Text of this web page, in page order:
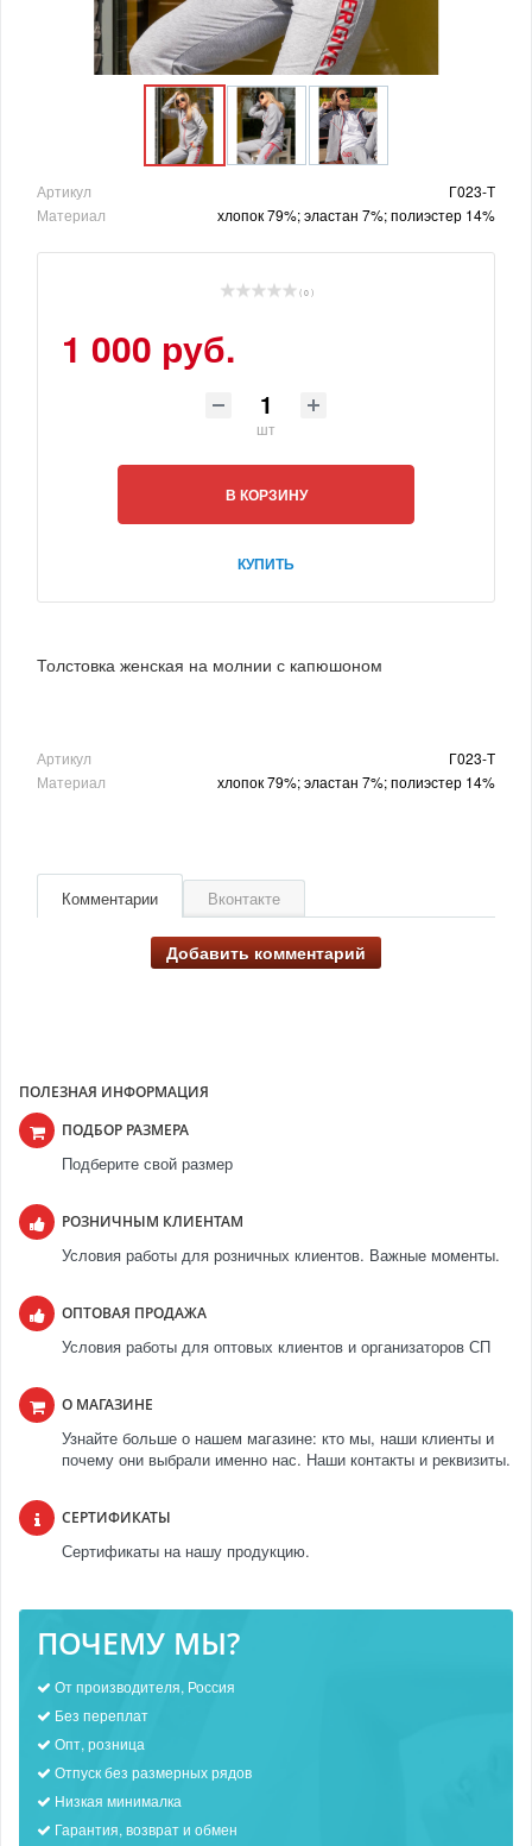
Артикул
Г023-Т
Материал
хлопок 79%; эластан 7%; полиэстер 14%
( 0 )
1 000 руб.
шт
В КОРЗИНУ
КУПИТЬ
Толстовка женская на молнии с капюшоном
Артикул
Г023-Т
Материал
хлопок 79%; эластан 7%; полиэстер 14%
Комментарии Вконтакте
Добавить комментарий
ПОЛЕЗНАЯ ИНФОРМАЦИЯ
ПОДБОР РАЗМЕРА
Подберите свой размер
РОЗНИЧНЫМ КЛИЕНТАМ
Условия работы для розничных клиентов. Важные моменты.
ОПТОВАЯ ПРОДАЖА
Условия работы для оптовых клиентов и организаторов СП
О МАГАЗИНЕ
Узнайте больше о нашем магазине: кто мы, наши клиенты и
почему они выбрали именно нас. Наши контакты и реквизиты.
СЕРТИФИКАТЫ
Сертификаты на нашу продукцию.
ПОЧЕМУ МЫ?
От производителя, Россия
Без переплат
Опт, розница
Отпуск без размерных рядов
Низкая минималка
Гарантия, возврат и обмен